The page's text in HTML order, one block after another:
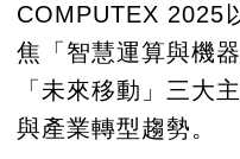
COMPUTEX 2025
焦「智慧運算與機
「未來移動」三大
與產業轉型趨勢。